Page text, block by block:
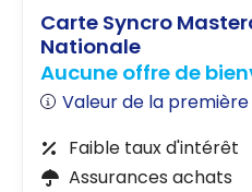
Carte Syncro
Nationale
Aucune offre de
Valeur de la première
Faible taux d'intérêt
Assurances achats